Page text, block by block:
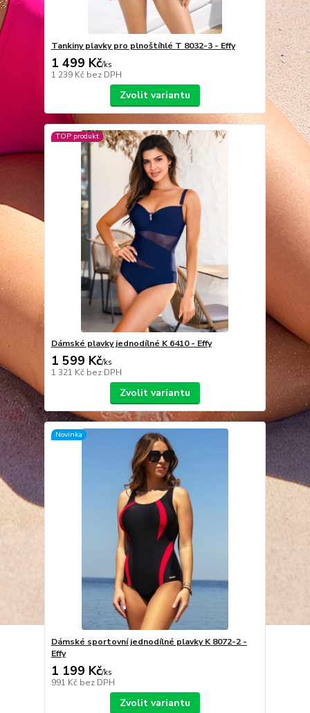
Tankiny plavky pro plnoštíhlé T 8032-3 - Effy
1 499 Kč/ks
1 239 Kč bez DPH
Zvolit variantu
TOP produkt
Dámské plavky jednodílné K 6410 - Effy
1 599 Kč/ks
1 321 Kč bez DPH
Zvolit variantu
Novinka
Dámské sportovní jednodílné plavky K 8072-2 -
Effy
1 199 Kč/ks
991 Kč bez DPH
Zvolit variantu